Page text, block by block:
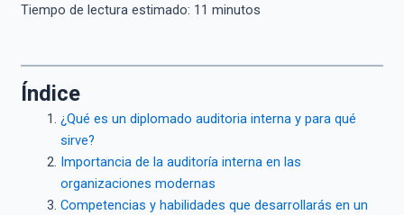
Tiempo de lectura estimado: 11 minutos
Índice
¿Qué es un diplomado auditoria interna y para qué
sirve?
Importancia de la auditoría interna en las
organizaciones modernas
Competencias y habilidades que desarrollarás en un